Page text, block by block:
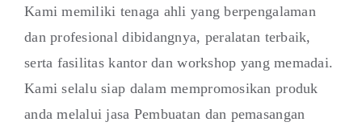
Kami memiliki tenaga ahli yang berpengalaman
dan profesional dibidangnya, peralatan terbaik,
serta fasilitas kantor dan workshop yang memadai.
Kami selalu siap dalam mempromosikan produk
anda melalui jasa Pembuatan dan pemasangan